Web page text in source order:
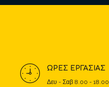
ΩΡΕΣ ΕΡΓΑΣΙΑΣ
Δευ - Σαβ 8.00 - 18.00